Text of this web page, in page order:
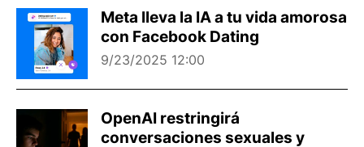
Meta lleva la IA a tu vida amorosa
con Facebook Dating
9/23/2025 12:00
OpenAI restringirá
conversaciones sexuales y